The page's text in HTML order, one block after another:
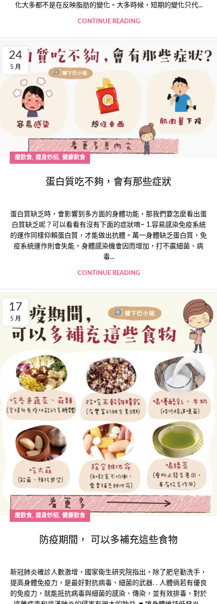
化大多都不是在反映脂肪的變化。大多時候，短期的變化只代...
CONTINUE READING
24
5 月
瘦飲食, 瘦身妙招, 健康飲食
蛋白質吃不夠，會有那些症狀
蛋白質缺乏時，會影響到多方面的身體功能，那我們要怎麼看出蛋
白質缺乏呢？可以看看有沒有下面的症狀唷~ 1.容易感染免疫系統
的運作同樣仰賴蛋白質，才能做出抗體。萬一身體缺乏蛋白質，免
疫系統運作則會失能，身體感染機會因而增加，打不贏細菌、病
毒...
CONTINUE READING
17
5 月
瘦飲食, 瘦身妙招, 健康飲食
防疫期間， 可以多補充這些食物
新冠肺炎確診人數激增，國家衛生研究院指出，除了肥皂勤洗手，
提高身體免疫力，是最好對抗病毒、細菌的武器. . 人體倘若有優良
的免疫力，就能抵抗病毒與細菌的感染、傳染，並有效排毒，對於